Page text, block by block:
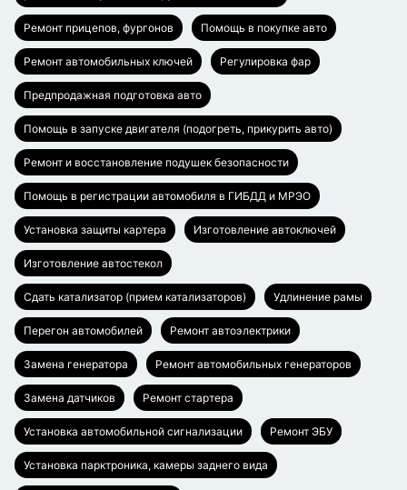
Ремонт прицепов, фургонов Помощь в покупке авто
Ремонт автомобильных ключей Регулировка фар
Предпродажная подготовка авто
Помощь в запуске двигателя (подогреть, прикурить авто)
Ремонт и восстановление подушек безопасности
Помощь в регистрации автомобиля в ГИБДД и МРЭО
Установка защиты картера Изготовление автоключей
Изготовление автостекол
Сдать катализатор (прием катализаторов) Удлинение рамы
Перегон автомобилей Ремонт автоэлектрики
Замена генератора Ремонт автомобильных генераторов
Замена датчиков Ремонт стартера
Установка автомобильной сигнализации Ремонт ЭБУ
Установка парктроника, камеры заднего вида